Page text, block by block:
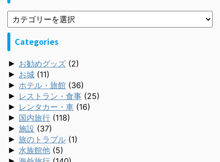
Categories
► お勧めグッズ (2)
► お城 (11)
► ホテル・旅館 (36)
► レストラン・食事 (25)
► レンタカー・車 (16)
► 国内旅行 (118)
► 施設 (37)
► 旅のトラブル (1)
► 水族館他 (5)